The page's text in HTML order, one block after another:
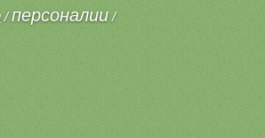
/персоналии /